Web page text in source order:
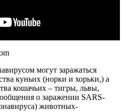
могут заражаться
куньих (норки и хорьки,) а
кошачьих – тигры, львы,
о заражении SARS-
животных-